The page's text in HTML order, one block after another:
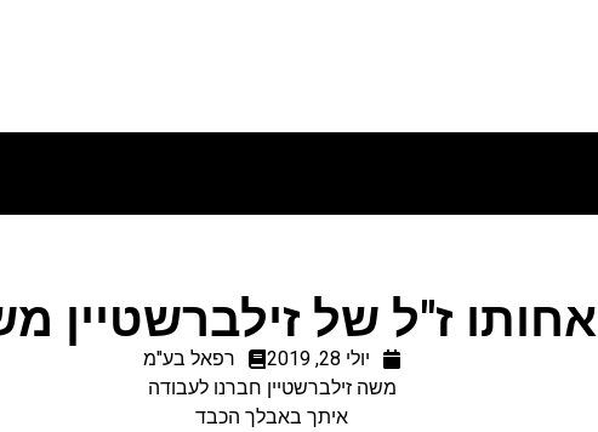
אחותו ז"ל של זילברשטיין
יולי 28, 2019
רפאל בע"מ
משה זילברשטיין חברנו לעבודה
איתך באבלך הכבד